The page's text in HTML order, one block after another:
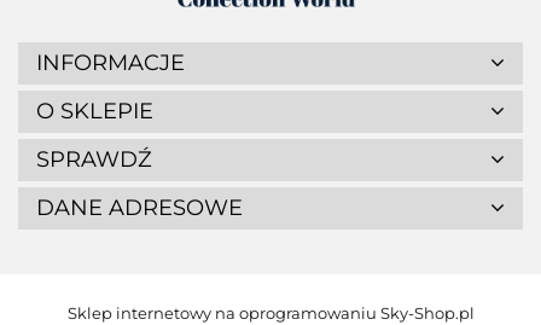
INFORMACJE
O SKLEPIE
SPRAWDŹ
DANE ADRESOWE
Sklep internetowy na oprogramowaniu Sky-Shop.pl